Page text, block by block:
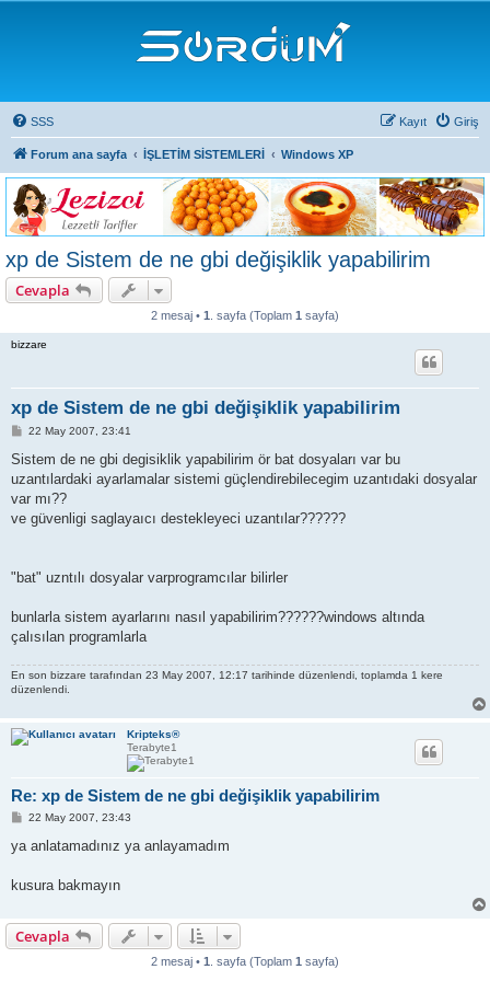
SSS Giriş
Kayıt
Forum ana sayfa İŞLETİM SİSTEMLERİ Windows XP
xp de Sistem de ne gbi değişiklik yapabilirim
Cevapla
2 mesaj • 1 . sayfa (Toplam 1 sayfa)
bizzare
xp de Sistem de ne gbi değişiklik yapabilirim
M
s
j
22 May 2007, 23:41
Sistem de ne gbi degisiklik yapabilirim ör bat dosyaları var bu
uzantılardaki ayarlamalar sistemi güçlendirebilecegim uzantıdaki dosyalar
var mı??
ve güvenligi saglayaıcı destekleyeci uzantılar??????
"bat" uzntılı dosyalar varprogramcılar bilirler
bunlarla sistem ayarlarını nasıl yapabilirim??????windows altında
çalısılan programlarla
En son bizzare tarafından 23 May 2007, 12:17 tarihinde düzenlendi, toplamda 1 kere
düzenlendi.
Kripteks®
Terabyte1
Re: xp de Sistem de ne gbi değişiklik yapabilirim
M
s
22 May 2007, 23:43
ya anlatamadınız ya anlayamadım
kusura bakmayın
Cevapla
2 mesaj • 1 . sayfa (Toplam 1 sayfa)